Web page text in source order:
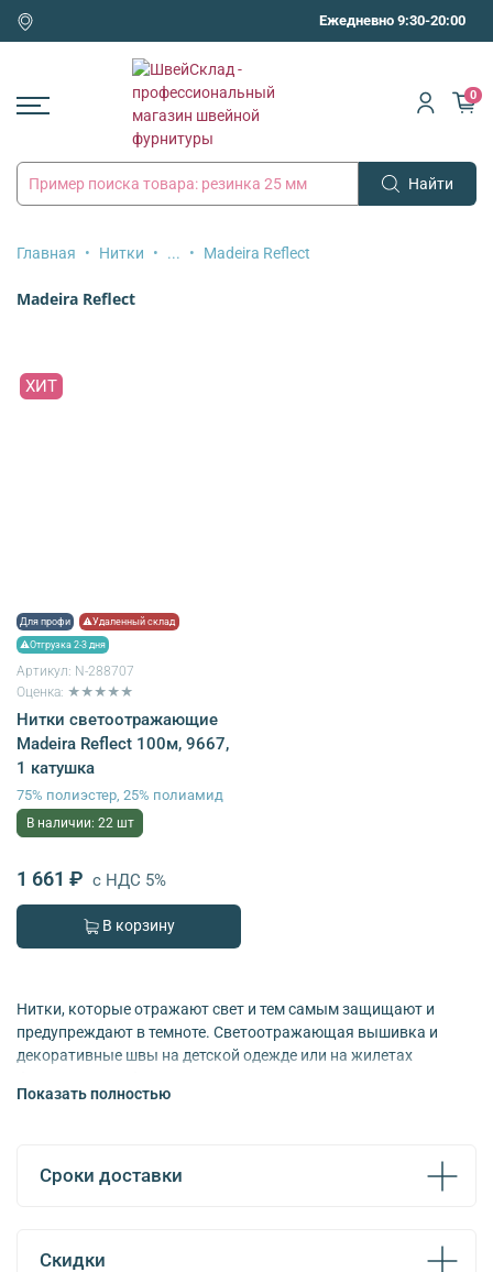
Ежедневно 9:30-20:00
Найти
0
Главная Нитки ... Madeira Reflect
Madeira Reflect
ХИТ
Для профи ⚠Удаленный склад
⚠Отгрузка 2-3 дня
Артикул: N-288707
Оценка: ★★★★★
Нитки светоотражающие
Madeira Reflect 100м, 9667,
1 катушка
75% полиэстер, 25% полиамид
В наличии: 22 шт
1 661 ₽ с НДС 5%
В корзину
Нитки, которые отражают свет и тем самым защищают и
предупреждают в темноте. Светоотражающая вышивка и
декоративные швы на детской одежде или на жилетах
Reflect светятся в темноте, например, под светом
Показать полностью
Сроки доставки
Скидки